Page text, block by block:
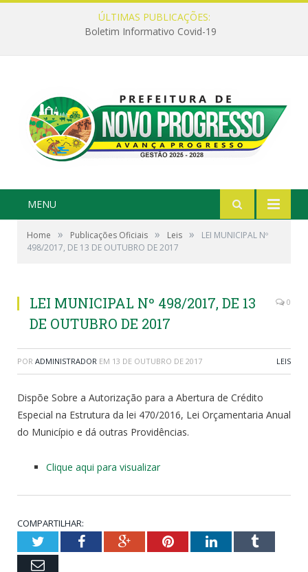
ÚLTIMAS PUBLICAÇÕES:
Boletim Informativo Covid-19
MENU
Home » Publicações Oficiais » Leis »
LEI MUNICIPAL Nº
498/2017, DE 13 DE OUTUBRO DE 2017
LEI MUNICIPAL Nº 498/2017, DE 13
DE OUTUBRO DE 2017
0
POR ADMINISTRADOR EM 13 DE OUTUBRO DE 2017 LEIS
Dispõe Sobre a Autorização para a Abertura de Crédito
Especial na Estrutura da lei 470/2016, Lei Orçamentaria Anual
do Município e dá outras Providências.
Clique aqui para visualizar
COMPARTILHAR:
TwitterFacebookGoogle+PinterestLinkedInTumblr
Email